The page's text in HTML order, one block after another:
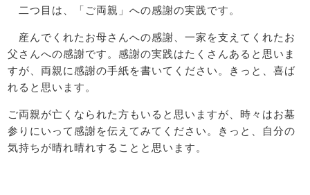
二つ目は、「ご両親」への感謝の実践です。
産んでくれたお母さんへの感謝、一家を支えてくれたお
父さんへの感謝です。感謝の実践はたくさんあると思いま
すが、両親に感謝の手紙を書いてください。きっと、喜ば
れると思います。
ご両親が亡くなられた方もいると思いますが、時々はお墓
参りにいって感謝を伝えてみてください。きっと、自分の
気持ちが晴れ晴れすることと思います。